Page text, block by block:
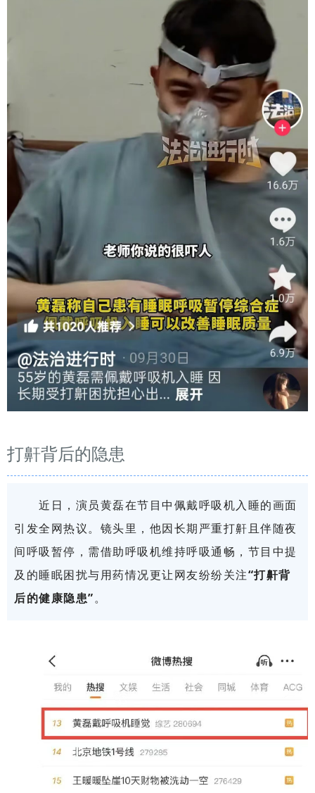
打鼾背后的隐患
近日，演员黄磊在节目中佩戴呼吸机入睡的画面
引发全网热议。镜头里，他因长期严重打鼾且伴随夜
间呼吸暂停，需借助呼吸机维持呼吸通畅，节目中提
及的睡眠困扰与用药情况更让网友纷纷关注“打鼾背
后的健康隐患”。